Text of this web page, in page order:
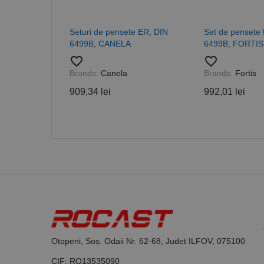
Seturi de pensete ER, DIN
6499B, CANELA
favorite_border
Brands: Canela
909,34 lei
Set de pensete
6499B, FORTIS
favorite_border
Brands: Fortis
992,01 lei
Otopeni, Sos. Odaii Nr. 62-68, Judet ILFOV, 075100
CIF: RO13535090